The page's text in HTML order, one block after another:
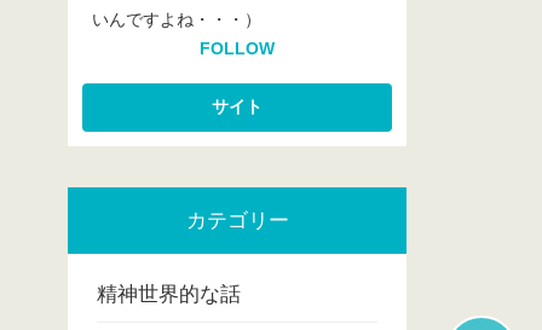
いんですよね・・・）
FOLLOW
カテゴリー
精神世界的な話